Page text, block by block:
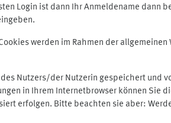
Login ist dann Ihr Anmeldename dann
werden im Rahmen der
Nutzers/der Nutzerin gespeichert und
in Ihrem Internetbrowser können
erfolgen. Bitte beachten sie aber: